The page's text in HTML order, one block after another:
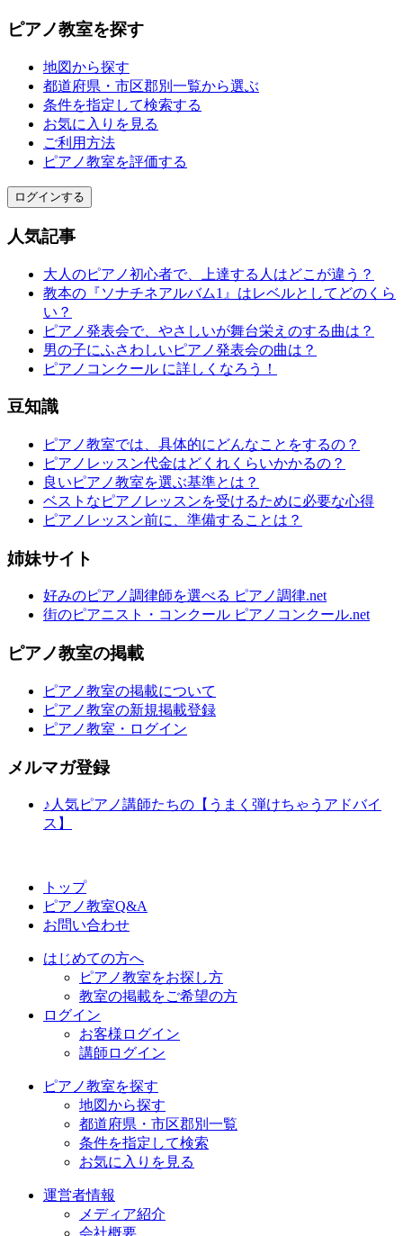
ピアノ教室を探す
地図から探す
都道府県・市区郡別一覧から選ぶ
条件を指定して検索する
お気に入りを見る
ご利用方法
ピアノ教室を評価する
ログインする
人気記事
大人のピアノ初心者で、上達する人はどこが違う？
教本の『ソナチネアルバム1』はレベルとしてどのくら
い？
ピアノ発表会で、やさしいが舞台栄えのする曲は？
男の子にふさわしいピアノ発表会の曲は？
ピアノコンクール に詳しくなろう！
豆知識
ピアノ教室では、具体的にどんなことをするの？
ピアノレッスン代金はどくれくらいかかるの？
良いピアノ教室を選ぶ基準とは？
ベストなピアノレッスンを受けるために必要な心得
ピアノレッスン前に、準備することは？
姉妹サイト
好みのピアノ調律師を選べる ピアノ調律.net
街のピアニスト・コンクール ピアノコンクール.net
ピアノ教室の掲載
ピアノ教室の掲載について
ピアノ教室の新規掲載登録
ピアノ教室・ログイン
メルマガ登録
♪人気ピアノ講師たちの【うまく弾けちゃうアドバイ
ス】
トップ
ピアノ教室Q&A
お問い合わせ
はじめての方へ
ピアノ教室をお探し方
教室の掲載をご希望の方
ログイン
お客様ログイン
講師ログイン
ピアノ教室を探す
地図から探す
都道府県・市区郡別一覧
条件を指定して検索
お気に入りを見る
運営者情報
メディア紹介